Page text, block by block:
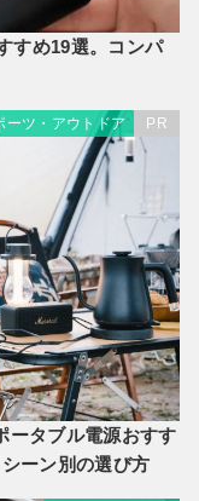
すめ19選。コンパ
ーツ・アウトドア PR
ータブル電源おすす
ーン別の選び方